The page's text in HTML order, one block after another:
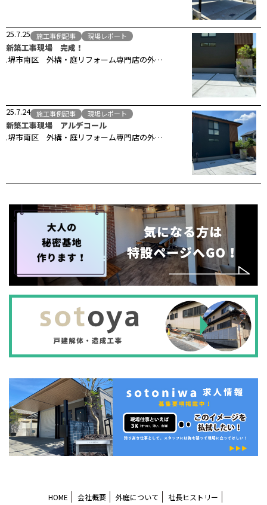
25.7.25 施工事例記事 現場レポート
新築工事現場 完成！
.堺市南区 外構・庭リフォーム専門店の外…
25.7.24 施工事例記事 現場レポート
新築工事現場 アルデコール
.堺市南区 外構・庭リフォーム専門店の外…
HOME 会社概要 外庭について 社長ヒストリー